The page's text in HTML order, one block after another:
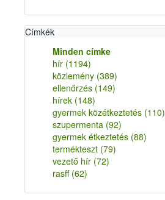
Címkék
Minden címke
hír (1194)
közlemény (389)
ellenőrzés (149)
hírek (148)
gyermek közétkeztetés (110)
szupermenta (92)
gyermek étkeztetés (88)
termékteszt (79)
vezető hír (72)
rasff (62)